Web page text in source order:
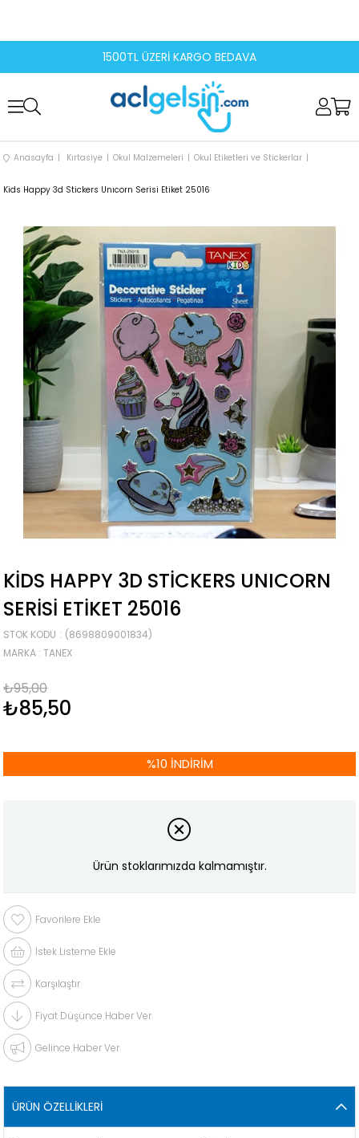
1500TL ÜZERİ KARGO BEDAVA
Anasayfa Kırtasiye Okul Malzemeleri Okul Etiketleri ve Stickerlar
Kids Happy 3d Stickers Unıcorn Serisi Etiket 25016
KIDS HAPPY 3D STICKERS UNICORN
SERISI ETIKET 25016
STOK KODU
(8698809001834)
MARKA : TANEX
₺95,00
₺85,50
%10 İNDIRIM
Ürün stoklarımızda kalmamıştır.
Favorilere Ekle
İstek Listeme Ekle
Karşılaştır
Fiyat Düşünce Haber Ver
Gelince Haber Ver
ÜRÜN ÖZELLIKLERI